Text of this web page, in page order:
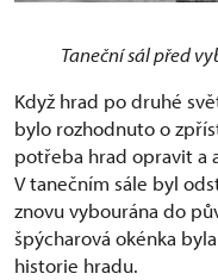
Taneční sál před
Když hrad po druhé
bylo rozhodnuto o
potřeba hrad opravit a
V tanečním sále byl
znovu vybourána do
špýcharová okénka
historie hradu.